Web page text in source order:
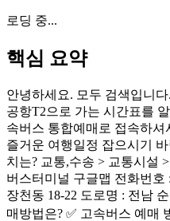
로딩 중...
핵심 요약
안녕하세요. 모두 검색입니
공항T2으로 가는 시간표를
속버스 통합예매로 접속하
즐거운 여행일정 잡으시기
치는? 교통,수송 > 교통시설
버스터미널 구글맵 전화번호
장천동 18-22 도로명 : 전남
매방법은? ✅ 고속버스 예매